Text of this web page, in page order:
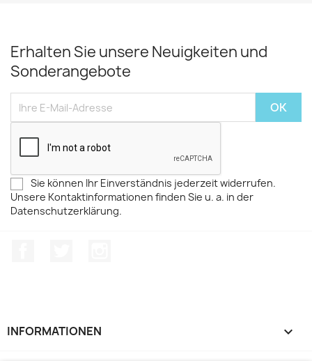
Erhalten Sie unsere Neuigkeiten und
Sonderangebote
Sie können Ihr Einverständnis jederzeit widerrufen.
Unsere Kontaktinformationen finden Sie u. a. in der
Datenschutzerklärung.
INFORMATIONEN 